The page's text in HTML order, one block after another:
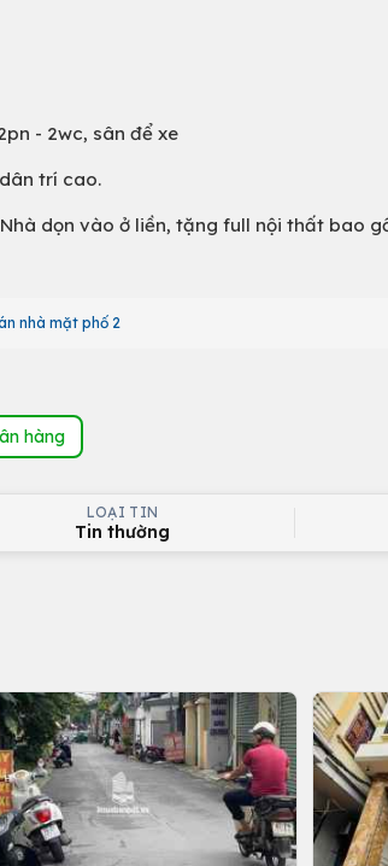
- 2wc, sân để xe
trí cao.
dọn vào ở liền, tặng full nội thất bao
nhà mặt phố 2
hàng
LOẠI TIN
Tin thường